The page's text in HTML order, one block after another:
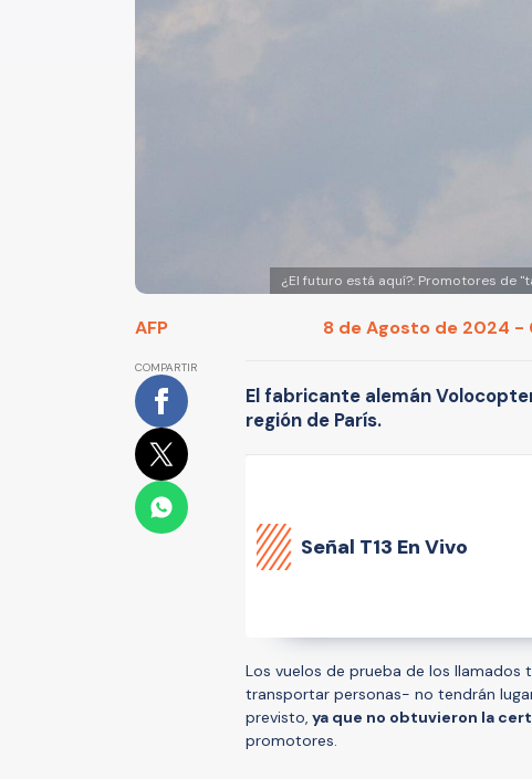
¿El futuro está aquí?: Promotores de
AFP 8 de Agosto de 2024 -
COMPARTIR
El fabricante alemán
región de París.
Señal T13 En Vivo
Los vuelos de prueba de los
transportar personas- no tendrán
previsto, ya que no obtuvieron la
promotores.